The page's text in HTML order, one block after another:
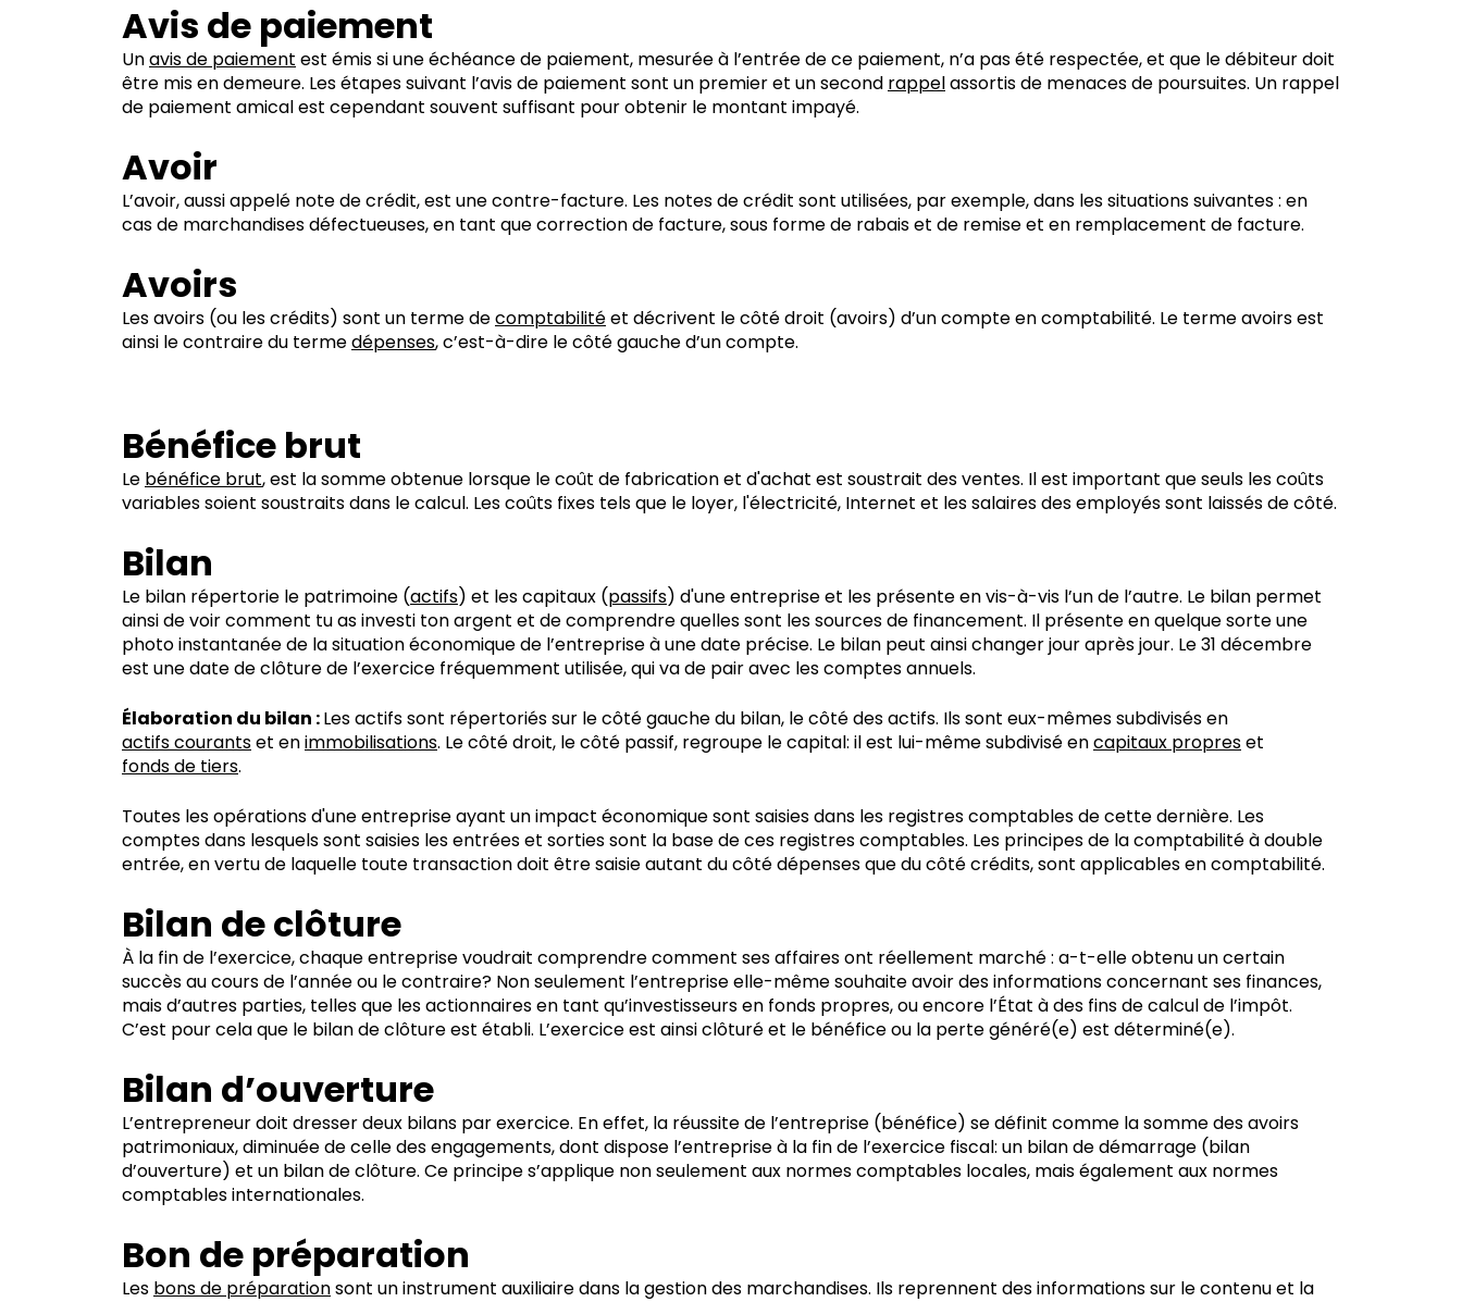
Avis de paiement
Unavis de paiement est émis si une échéance de paiement, mesurée à l’entrée de ce paiement, n’a pas été respectée, et que le débiteur doit
être mis en demeure. Les étapes suivant l’avis de paiement sont un premier et un second rappelassortis de menaces de poursuites. Un rappel
de paiement amical est cependant souvent suffisant pour obtenir le montant impayé.
Avoir
L’avoir, aussi appelé note de crédit, est une contre-facture. Les notes de crédit sont utilisées, par exemple, dans les situations suivantes : en
cas de marchandises défectueuses, en tant que correction de facture, sous forme de rabais et de remise et en remplacement de facture.
Avoirs
Les avoirs (ou les crédits) sont un terme decomptabilitéet décrivent le côté droit (avoirs) d’un compte en comptabilité. Le terme avoirs est
ainsi le contraire du termedépenses, c’est-à-dire le côté gauche d’un compte.
Bénéfice brut
Le bénéfice brut, est la somme obtenue lorsque le coût de fabrication et d'achat est soustrait des ventes. Il est important que seuls les coûts
variables soient soustraits dans le calcul. Les coûts fixes tels que le loyer, l'électricité, Internet et les salaires des employés sont laissés de côté.
Bilan
Le bilan répertorie le patrimoine (actifs) et les capitaux (passifs) d'une entreprise et les présente en vis-à-vis l’un de l’autre. Le bilan permet
ainsi de voir comment tu as investi ton argent et de comprendre quelles sont les sources de financement. Il présente en quelque sorte une
photo instantanée de la situation économique de l’entreprise à une date précise. Le bilan peut ainsi changer jour après jour. Le 31 décembre
est une date de clôture de l’exercice fréquemment utilisée, qui va de pair avec les comptes annuels.
Élaboration du bilan :Les actifs sont répertoriés sur le côté gauche du bilan, le côté des actifs. Ils sont eux-mêmes subdivisés en
actifs courantset enimmobilisations. Le côté droit, le côté passif, regroupe le capital: il est lui-même subdivisé encapitaux propreset
fonds de tiers.
Toutes les opérations d'une entreprise ayant un impact économique sont saisies dans les registres comptables de cette dernière. Les
comptes dans lesquels sont saisies les entrées et sorties sont la base de ces registres comptables. Les principes de la comptabilité à double
entrée, en vertu de laquelle toute transaction doit être saisie autant du côté dépenses que du côté crédits, sont applicables en comptabilité.
Bilan de clôture
À la fin de l’exercice, chaque entreprise voudrait comprendre comment ses affaires ont réellement marché : a-t-elle obtenu un certain
succès au cours de l’année ou le contraire? Non seulement l’entreprise elle-même souhaite avoir des informations concernant ses finances,
mais d’autres parties, telles que les actionnaires en tant qu’investisseurs en fonds propres, ou encore l’État à des fins de calcul de l’impôt.
C’est pour cela que le bilan de clôture est établi. L’exercice est ainsi clôturé et le bénéfice ou la perte généré(e) est déterminé(e).
Bilan d’ouverture
L’entrepreneur doit dresser deux bilans par exercice. En effet, la réussite de l’entreprise (bénéfice) se définit comme la somme des avoirs
patrimoniaux, diminuée de celle des engagements, dont dispose l’entreprise à la fin de l’exercice fiscal: un bilan de démarrage (bilan
d’ouverture) et un bilan de clôture. Ce principe s’applique non seulement aux normes comptables locales, mais également aux normes
comptables internationales.
Bon de préparation
Les bons de préparationsont un instrument auxiliaire dans la gestion des marchandises. Ils reprennent des informations sur le contenu et la